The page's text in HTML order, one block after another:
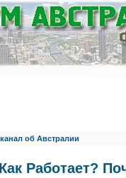
об Австралии
Работает?